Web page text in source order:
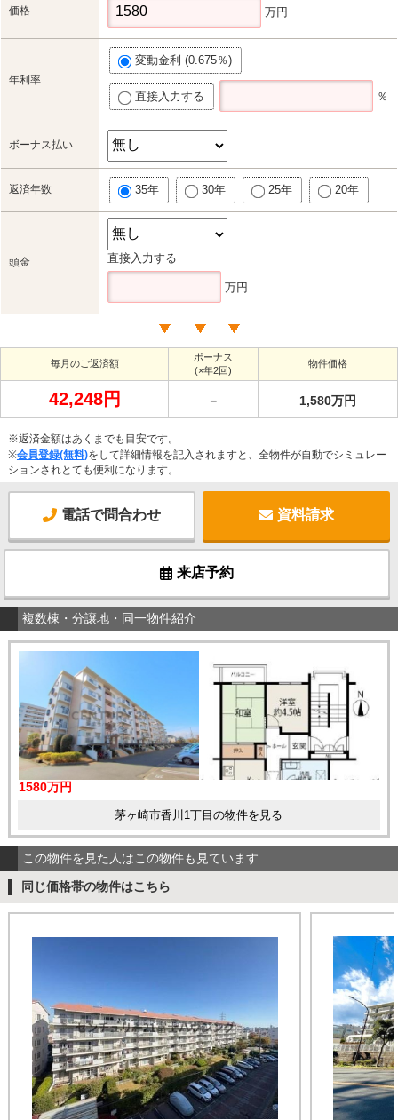
価格 万円
年利率
変動金利 (0.675％)
直接入力する ％
ボーナス払い
返済年数 35年 30年 25年 20年
頭金 直接入力する
万円
毎月のご返済額
ボーナス
(×年2回)
物件価格
42,248円 － 1,580万円
※返済金額はあくまでも目安です。
※会員登録(無料)をして詳細情報を記入されますと、全物件が自動でシミュレー
ションされとても便利になります。
電話で問合わせ 資料請求
来店予約
複数棟・分譲地・同一物件紹介
1580万円
茅ヶ崎市香川1丁目の物件を見る
この物件を見た人はこの物件も見ています
同じ価格帯の物件はこちら